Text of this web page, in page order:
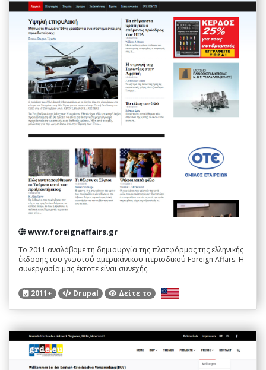
www.foreignaffairs.gr
Το 2011 αναλάβαμε τη δημιουργία της πλατφόρμας της ελληνικής
έκδοσης του γνωστού αμερικάνικου περιοδικού Foreign Affars. Η
συνεργασία μας έκτοτε είναι συνεχής.
2011+ Drupal Δείτε το